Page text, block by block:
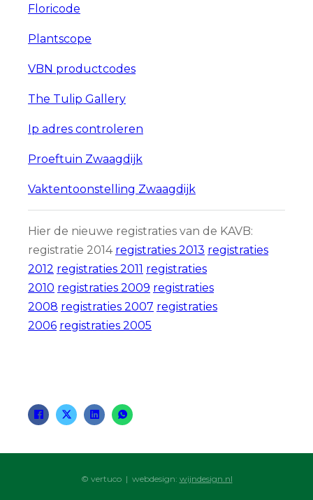
Floricode
Plantscope
VBN productcodes
The Tulip Gallery
Ip adres controleren
Proeftuin Zwaagdijk
Vaktentoonstelling Zwaagdijk
Hier de nieuwe registraties van de KAVB:
registratie 2014 registraties 2013 registraties
2012 registraties 2011 registraties
2010 registraties 2009 registraties
2008 registraties 2007 registraties
2006 registraties 2005
© vertuco | webdesign: wijndesign.nl